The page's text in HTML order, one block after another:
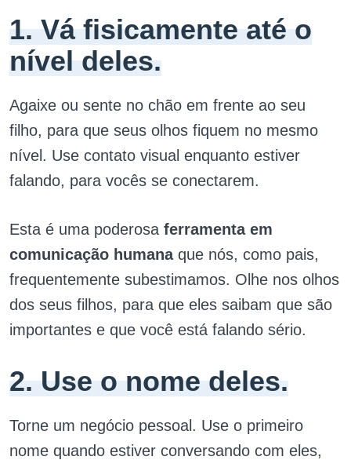
1. Vá fisicamente até o
nível deles.
Agaixe ou sente no chão em frente ao seu
filho, para que seus olhos fiquem no mesmo
nível. Use contato visual enquanto estiver
falando, para vocês se conectarem.
Esta é uma poderosa ferramenta em
comunicação humanaque nós, como pais,
frequentemente subestimamos. Olhe nos olhos
dos seus filhos, para que eles saibam que são
importantes e que você está falando sério.
2. Use o nome deles.
Torne um negócio pessoal. Use o primeiro
nome quando estiver conversando com eles,